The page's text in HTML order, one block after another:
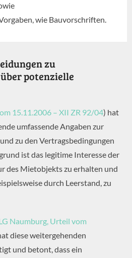
wie Bauvorschriften.
zu
potenzielle
15.11.2006 – XII ZR 92/04) hat
umfassende Angaben zur
zu den Vertragsbedingungen
ist das legitime Interesse der
des Mietobjekts zu erhalten und
durch Leerstand, zu
Naumburg, Urteil vom
diese weitergehenden
und betont, dass ein